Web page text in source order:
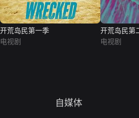
开荒岛民第一季
电视剧
开荒岛民第
电视剧
自媒体